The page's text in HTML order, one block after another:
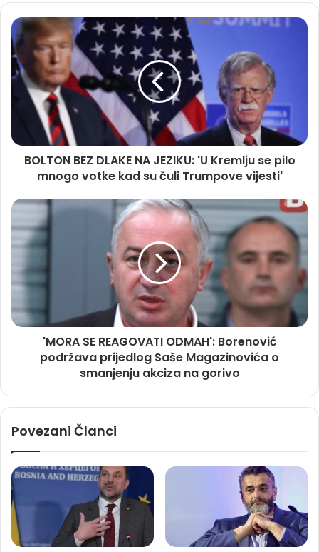
BOLTON BEZ DLAKE NA JEZIKU: 'U Kremlju se pilo
mnogo votke kad su čuli Trumpove vijesti'
'MORA SE REAGOVATI ODMAH': Borenović
podržava prijedlog Saše Magazinovića o
smanjenju akciza na gorivo
Povezani Članci